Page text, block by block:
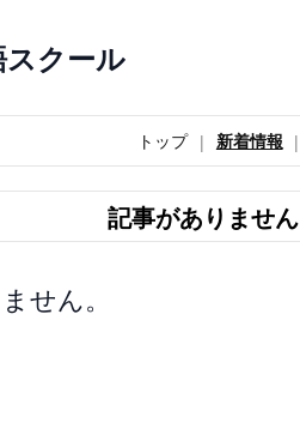
クール
トップ 新着情報
記事がありません
せん。